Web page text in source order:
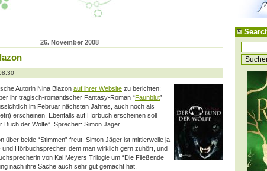
26. November 2008
Autorin Nina Blazon auf ihrer Website zu berichten:
ihr tragisch-romantischer Fantasy-Roman “Faunblut”
im Februar nächsten Jahres, auch noch als
erscheinen. Ebenfalls auf Hörbuch erscheinen soll
Buch der Wölfe”. Sprecher: Simon Jäger.
über beide “Stimmen” freut. Simon Jäger ist mittlerweile ja
Hörbuchsprecher, dem man wirklich gern zuhört, und
von Kai Meyers Trilogie um “Die Fließende
nach ihre Sache auch sehr gut gemacht hat.